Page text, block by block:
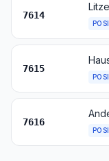
7614
7615
7616